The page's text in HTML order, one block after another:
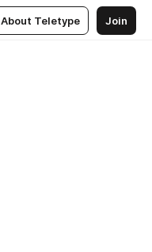
About Teletype Join